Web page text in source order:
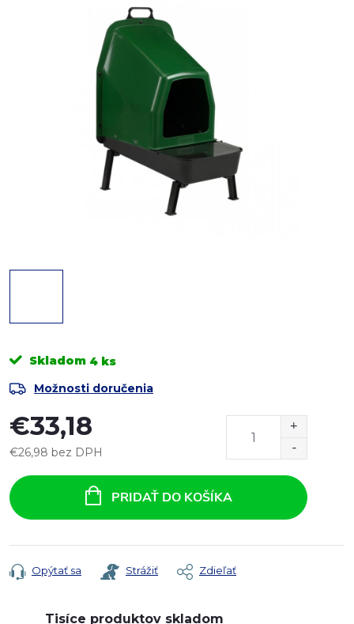
Skladom 4 ks
Možnosti doručenia
€33,18
€26,98 bez DPH
cena:
PRIDAŤ DO KOŠÍKA
Opýtať sa Strážiť Zdieľať
Tisíce produktov skladom